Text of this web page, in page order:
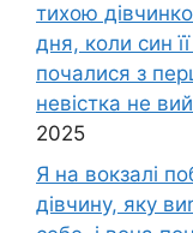
тихою
дня, коли син
почалися з
невістка не
2025
Я на вокзалі
дівчину, яку